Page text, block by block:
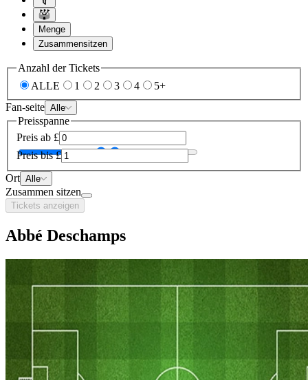
Menge
Zusammensitzen
Anzahl der Tickets
ALLE
1 2 3 4
5+
Fan-seite Alle
Preisspanne
Preis ab £
Preis bis £
Ort Alle
Zusammen sitzen
Tickets anzeigen
Abbé Deschamps